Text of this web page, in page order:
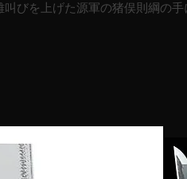
びを上げた源軍の猪俣則綱の